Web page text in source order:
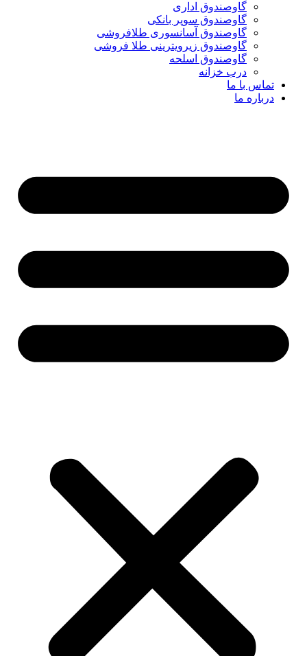
گاوصندوق اداری
گاوصندوق سوپر بانکی
گاوصندوق آسانسوری طلافروشی
گاوصندوق زیرویترینی طلا فروشی
گاوصندوق اسلحه
درب خزانه
تماس با ما
درباره ما